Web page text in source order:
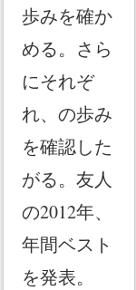
歩みを確か
める。さら
にそれぞ
れ、の歩み
を確認した
がる。友人
の2012年、
年間ベスト
を発表。